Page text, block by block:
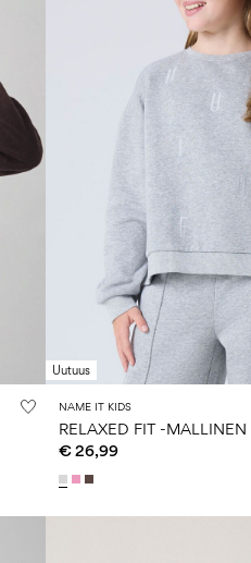
Uutuus
NAME IT KIDS
RELAXED FIT -MALLINEN
€ 26,99